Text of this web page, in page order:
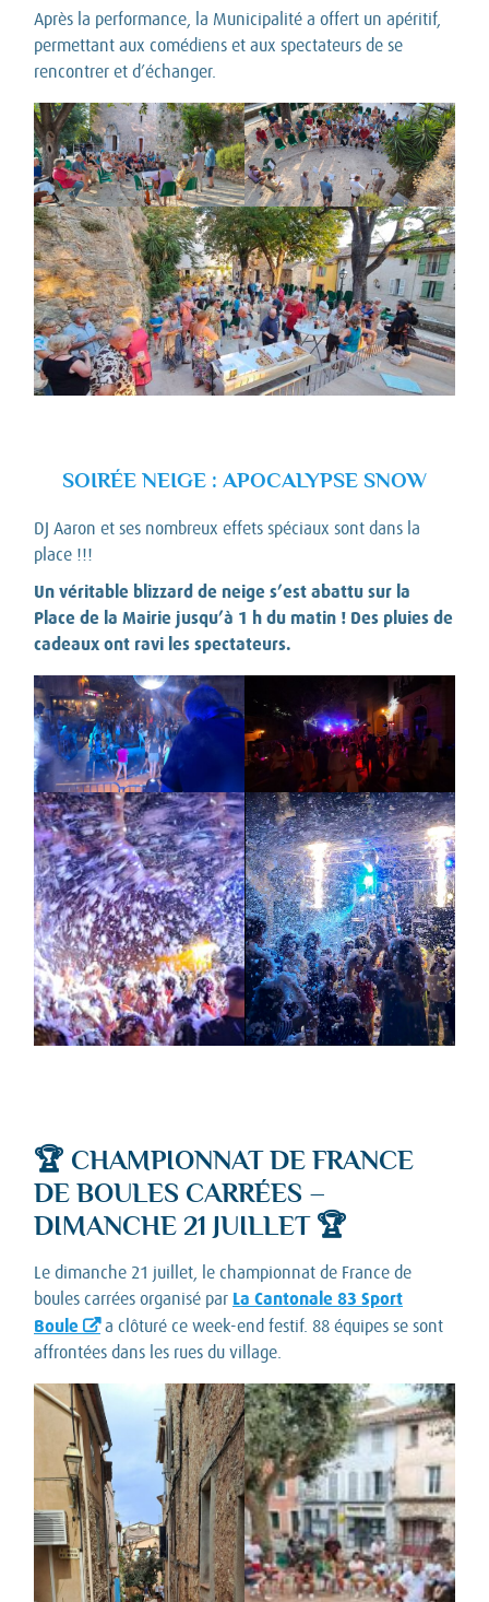
Après la performance, la Municipalité a offert un apéritif,
permettant aux comédiens et aux spectateurs de se
rencontrer et d’échanger.
SOIRÉE NEIGE : APOCALYPSE SNOW
DJ Aaron et ses nombreux effets spéciaux sont dans la
place !!!
Un véritable blizzard de neige s’est abattu sur la
Place de la Mairie jusqu’à 1 h du matin ! Des pluies de
cadeaux ont ravi les spectateurs.
🏆 CHAMPIONNAT DE FRANCE
DE BOULES CARRÉES –
DIMANCHE 21 JUILLET 🏆
Le dimanche 21 juillet, le championnat de France de
boules carrées organisé par La Cantonale 83 Sport
Boule
a clôturé ce week-end festif. 88 équipes se sont
affrontées dans les rues du village.